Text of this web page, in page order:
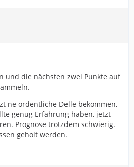
und die nächsten zwei Punkte auf
ne ordentliche Delle bekommen,
genug Erfahrung haben, jetzt
Prognose trotzdem schwierig.
geholt werden.